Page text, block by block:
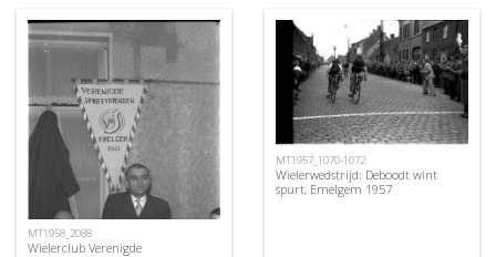
MT1958_2088
Wielerclub Verenigde
MT1957_1070-1072
Wielerwedstrijd: Deboodt wint
spurt, Emelgem 1957